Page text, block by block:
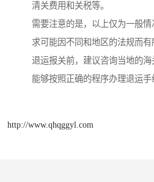
清关费用和关税等。
需要注意的是，以上仅为一般
求可能因不同和地区的法规而
退运报关前，建议咨询当地的
能够按照正确的程序办理退运手
http://www.qhqggyl.com